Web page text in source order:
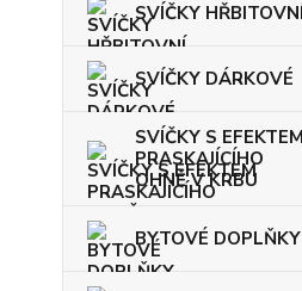
SVÍČKY HŘBITOVNÍ
SVÍČKY DÁRKOVÉ
SVÍČKY S EFEKTEM
PRASKAJÍCÍHO
OHNĚ V KRBU
BYTOVÉ DOPLŇKY